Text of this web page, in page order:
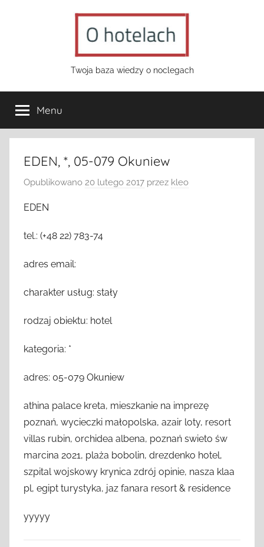
hotelach.pl
Twoja baza wiedzy o noclegach
Menu
EDEN, *, 05-079 Okuniew
Opublikowano 20 lutego 2017 przez kleo
EDEN
tel.: (+48 22) 783-74
adres email:
charakter usług: stały
rodzaj obiektu: hotel
kategoria: *
adres: 05-079 Okuniew
athina palace kreta, mieszkanie na imprezę
poznań, wycieczki małopolska, azair loty, resort
villas rubin, orchidea albena, poznań swieto św
marcina 2021, plaża bobolin, drezdenko hotel,
szpital wojskowy krynica zdrój opinie, nasza klaa
pl, egipt turystyka, jaz fanara resort & residence
yyyyy